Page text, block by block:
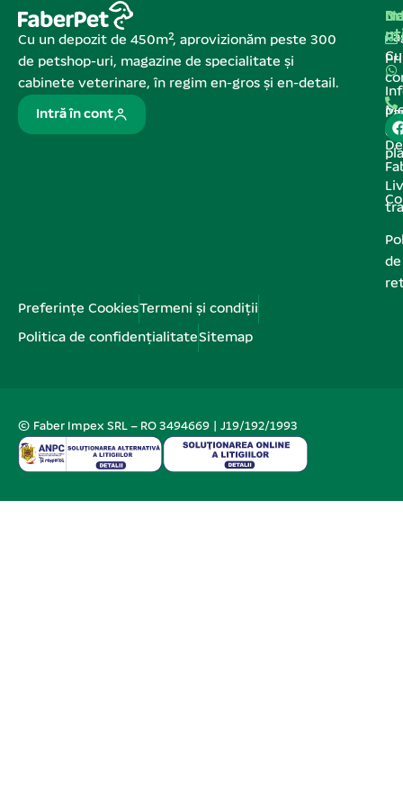
Cu un depozit de 450m², aprovizionăm peste 300
de petshop-uri, magazine de specialitate și
cabinete veterinare, în regim en-gros și en-detail.
Intră în cont
de
de
Preferințe CookiesTermeni și condiții
Politica de confidențialitateSitemap
© Faber Impex SRL – RO 3494669 | J19/192/1993